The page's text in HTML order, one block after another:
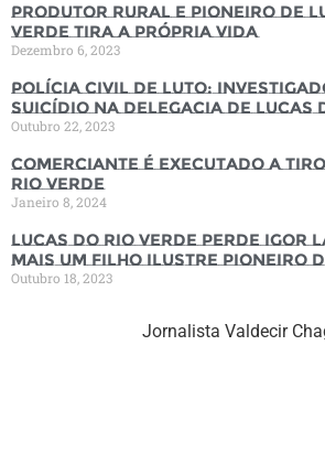
Produtor rural e pioneiro de
Verde tira a própria vida
Dezembro 6, 2023
Polícia Civil de luto:
suicídio na Delegacia de Lucas
Outubro 22, 2023
Comerciante é executado a
Rio Verde
Janeiro 8, 2024
Lucas do Rio Verde perde Igor
mais um filho ilustre pioneiro
Outubro 18, 2023
Jornalista Valdecir